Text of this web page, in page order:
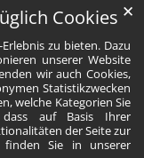
Cookies
zu bieten. Dazu
unserer Website
wir auch Cookies,
Statistikzwecken
welche Kategorien Sie
auf Basis Ihrer
der Seite zur
finden Sie in unserer
✕